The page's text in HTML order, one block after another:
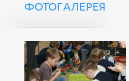
ФОТОГАЛЕРЕЯ